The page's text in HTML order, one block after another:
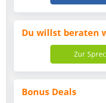
Du willst beraten
Zur
Bonus Deals